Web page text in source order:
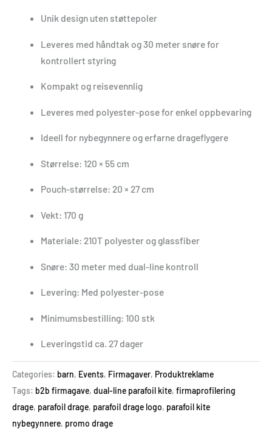
Unik design uten støttepoler
Leveres med håndtak og 30 meter snøre for
kontrollert styring
Kompakt og reisevennlig
Leveres med polyester-pose for enkel oppbevaring
Ideell for nybegynnere og erfarne drageflygere
Størrelse: 120 × 55 cm
Pouch-størrelse: 20 × 27 cm
Vekt: 170 g
Materiale: 210T polyester og glassfiber
Snøre: 30 meter med dual-line kontroll
Levering: Med polyester-pose
Minimumsbestilling: 100 stk
Leveringstid ca. 27 dager
Categories: barn, Events, Firmagaver, Produktreklame
Tags: b2b firmagave, dual-line parafoil kite, firmaprofilering
drage, parafoil drage, parafoil drage logo, parafoil kite
nybegynnere, promo drage